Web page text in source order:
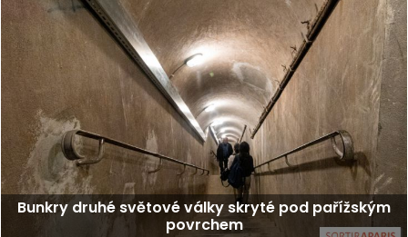
Bunkry druhé světové války skryté pod pařížským
povrchem